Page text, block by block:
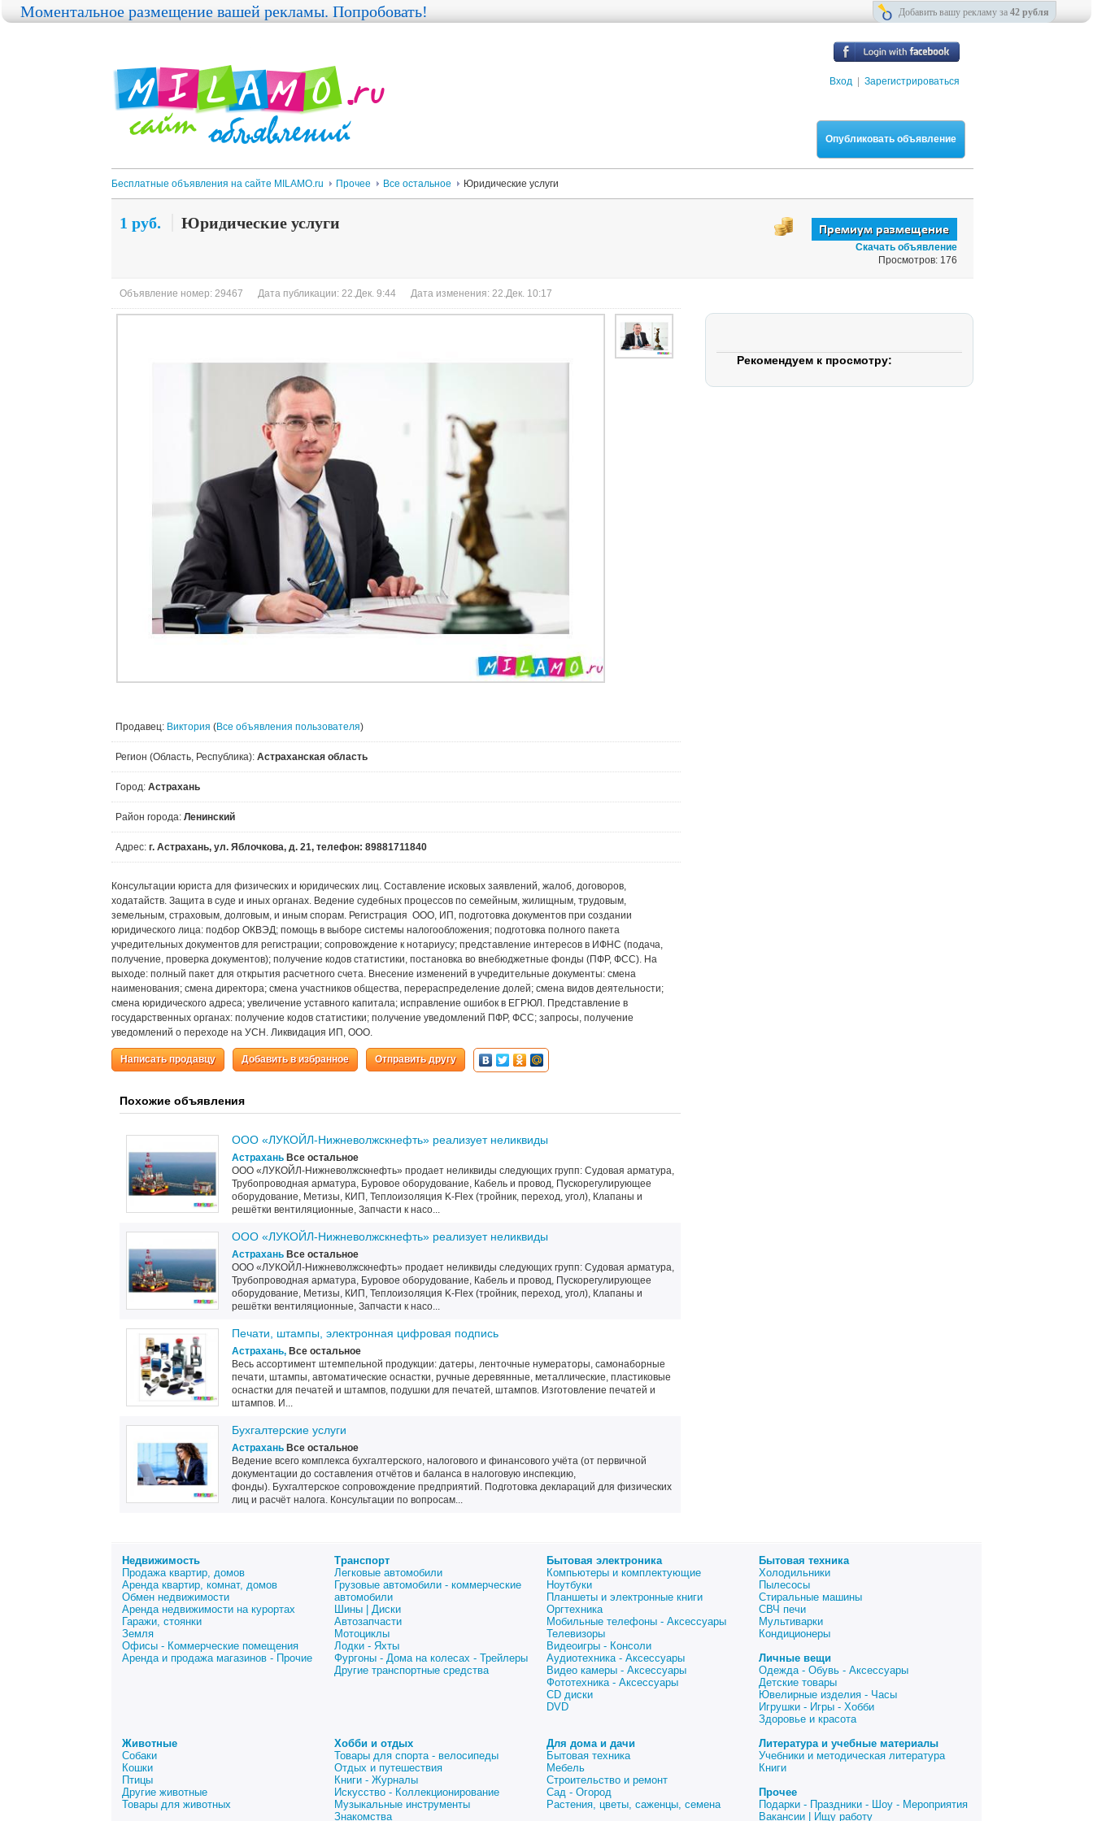
Вход Зарегистрироваться
Опубликовать объявление
Бесплатные объявления на сайте MILAMO.ru Прочее Все остальное Юридические услуги
1 руб. Юридические услуги
Скачать объявление
Просмотров: 176
Объявление номер: 29467 Дата публикации: 22.Дек. 9:44 Дата изменения: 22.Дек. 10:17
Продавец: Виктория (Все объявления пользователя)
Регион (Область, Республика): Астраханская область
Город: Астрахань
Район города: Ленинский
Адрес: г. Астрахань, ул. Яблочкова, д. 21, телефон: 89881711840
Консультации юриста для физических и юридических лиц. Составление исковых заявлений, жалоб, договоров,
ходатайств. Защита в суде и иных органах. Ведение судебных процессов по семейным, жилищным, трудовым,
земельным, страховым, долговым, и иным спорам. Регистрация ООО, ИП, подготовка документов при создании
юридического лица: подбор ОКВЭД; помощь в выборе системы налогообложения; подготовка полного пакета
учредительных документов для регистрации; сопровождение к нотариусу; представление интересов в ИФНС (подача,
получение, проверка документов); получение кодов статистики, постановка во внебюджетные фонды (ПФР, ФСС). На
выходе: полный пакет для открытия расчетного счета. Внесение изменений в учредительные документы: смена
наименования; смена директора; смена участников общества, перераспределение долей; смена видов деятельности;
смена юридического адреса; увеличение уставного капитала; исправление ошибок в ЕГРЮЛ. Представление в
государственных органах: получение кодов статистики; получение уведомлений ПФР, ФСС; запросы, получение
уведомлений о переходе на УСН. Ликвидация ИП, ООО.
Написать продавцу Добавить в избранное Отправить другу
Похожие объявления
ООО «ЛУКОЙЛ-Нижневолжскнефть» реализует неликвиды
Астрахань Все остальное
ООО «ЛУКОЙЛ-Нижневолжскнефть» продает неликвиды следующих групп: Судовая арматура,
Трубопроводная арматура, Буровое оборудование, Кабель и провод, Пускорегулирующее
оборудование, Метизы, КИП, Теплоизоляция K-Flex (тройник, переход, угол), Клапаны и
решётки вентиляционные, Запчасти к насо...
ООО «ЛУКОЙЛ-Нижневолжскнефть» реализует неликвиды
Астрахань Все остальное
ООО «ЛУКОЙЛ-Нижневолжскнефть» продает неликвиды следующих групп: Судовая арматура,
Трубопроводная арматура, Буровое оборудование, Кабель и провод, Пускорегулирующее
оборудование, Метизы, КИП, Теплоизоляция K-Flex (тройник, переход, угол), Клапаны и
решётки вентиляционные, Запчасти к насо...
Печати, штампы, электронная цифровая подпись
Астрахань, Все остальное
Весь ассортимент штемпельной продукции: датеры, ленточные нумераторы, самонаборные
печати, штампы, автоматические оснастки, ручные деревянные, металлические, пластиковые
оснастки для печатей и штампов, подушки для печатей, штампов. Изготовление печатей и
штампов. И...
Бухгалтерские услуги
Астрахань Все остальное
Ведение всего комплекса бухгалтерского, налогового и финансового учёта (от первичной
документации до составления отчётов и баланса в налоговую инспекцию,
фонды). Бухгалтерское сопровождение предприятий. Подготовка деклараций для физических
лиц и расчёт налога. Консультации по вопросам...
Моментальное размещение вашей рекламы. Попробовать! Добавить вашу рекламу за 42 рубля
Рекомендуем к просмотру:
Недвижимость
Продажа квартир, домов
Аренда квартир, комнат, домов
Обмен недвижимости
Аренда недвижимости на курортах
Гаражи, стоянки
Земля
Офисы - Коммерческие помещения
Аренда и продажа магазинов - Прочие
Транспорт
Легковые автомобили
Грузовые автомобили - коммерческие
автомобили
Шины | Диски
Автозапчасти
Мотоциклы
Лодки - Яхты
Фургоны - Дома на колесах - Трейлеры
Другие транспортные средства
Бытовая электроника
Компьютеры и комплектующие
Ноутбуки
Планшеты и электронные книги
Оргтехника
Мобильные телефоны - Аксессуары
Телевизоры
Видеоигры - Консоли
Аудиотехника - Аксессуары
Видео камеры - Аксессуары
Фототехника - Аксессуары
CD диски
DVD
Бытовая техника
Холодильники
Пылесосы
Стиральные машины
СВЧ печи
Мультиварки
Кондиционеры
Личные вещи
Одежда - Обувь - Аксессуары
Детские товары
Ювелирные изделия - Часы
Игрушки - Игры - Хобби
Здоровье и красота
Животные
Собаки
Кошки
Птицы
Другие животные
Товары для животных
Хобби и отдых
Товары для спорта - велосипеды
Отдых и путешествия
Книги - Журналы
Искусство - Коллекционирование
Музыкальные инструменты
Знакомства
Для дома и дачи
Бытовая техника
Мебель
Строительство и ремонт
Сад - Огород
Растения, цветы, саженцы, семена
Литература и учебные материалы
Учебники и методическая литература
Книги
Прочее
Подарки - Праздники - Шоу - Мероприятия
Вакансии | Ищу работу